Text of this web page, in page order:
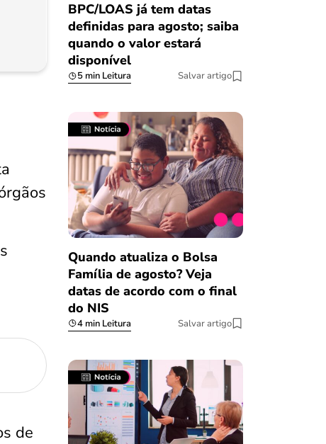
de
BPC/LOAS já tem datas
definidas para agosto; saiba
quando o valor estará
disponível
5 min Leitura Salvar artigo
Quando atualiza o Bolsa
Família de agosto? Veja
datas de acordo com o final
do NIS
4 min Leitura Salvar artigo